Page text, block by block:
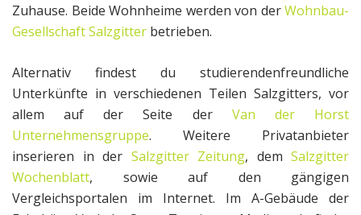
Zuhause. Beide Wohnheime werden von derWohnbau-
Gesellschaft Salzgitter betrieben.
Alternativ findest du studierendenfreundliche
Unterkünfte in verschiedenen Teilen Salzgitters, vor
allem auf der Seite der Van der Horst
Unternehmensgruppe. Weitere Privatanbieter
inserieren in der Salzgitter Zeitung, dem Salzgitter
Wochenblatt, sowie auf den gängigen
Vergleichsportalen im Internet. Im A-Gebäude der